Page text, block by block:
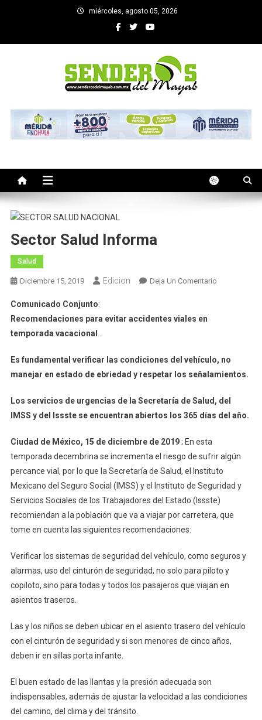
miércoles, agosto 05, 2026
SENDEROS DEL MAYAB
Sector Salud Informa
Salud
Diciembre 15, 2019 Edicion Deja Un ComentarioEn
Comunicado Conjunto:
Recomendaciones para evitar accidentes viales en
temporada vacacional
Es fundamental verificar las condiciones del vehículo, no
manejar en estado de ebriedad y respetar los señalamientos.
Los servicios de urgencias de la Secretaría de Salud, del
IMSS y del Issste se encuentran abiertos los 365 días del año.
Ciudad de México, 15 de diciembre de 2019; En esta
temporada decembrina se incrementa el riesgo de sufrir algún
percance vial, por lo que la Secretaría de Salud, el Instituto
Mexicano del Seguro Social (IMSS) y el Instituto de Seguridad y
Servicios Sociales de los Trabajadores del Estado (Issste)
recomiendan a la población que va a viajar por carretera, que
tome en cuenta las siguientes recomendaciones:
Verificar los sistemas de seguridad del vehículo, como seguros y
alarmas, uso del cinturón de seguridad, no solo para piloto y
copiloto, sino para todas y todos los pasajeros que viajan en
asientos traseros.
Las y los niños se deben ubicar en el asiento trasero del vehículo
con el cinturón de seguridad y si son menores de cinco años,
deben ir en sillas porta infante.
El buen estado de las llantas y la presión adecuada son
indispensables, además de ajustar la velocidad a las condiciones
del camino, del clima y del tránsito.